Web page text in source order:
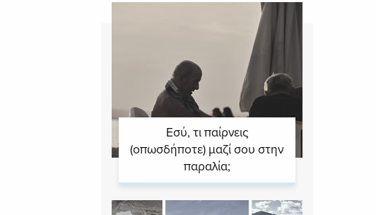
Εσύ, τι παίρνεις
(οπωσδήποτε) μαζί σου στην
παραλία;